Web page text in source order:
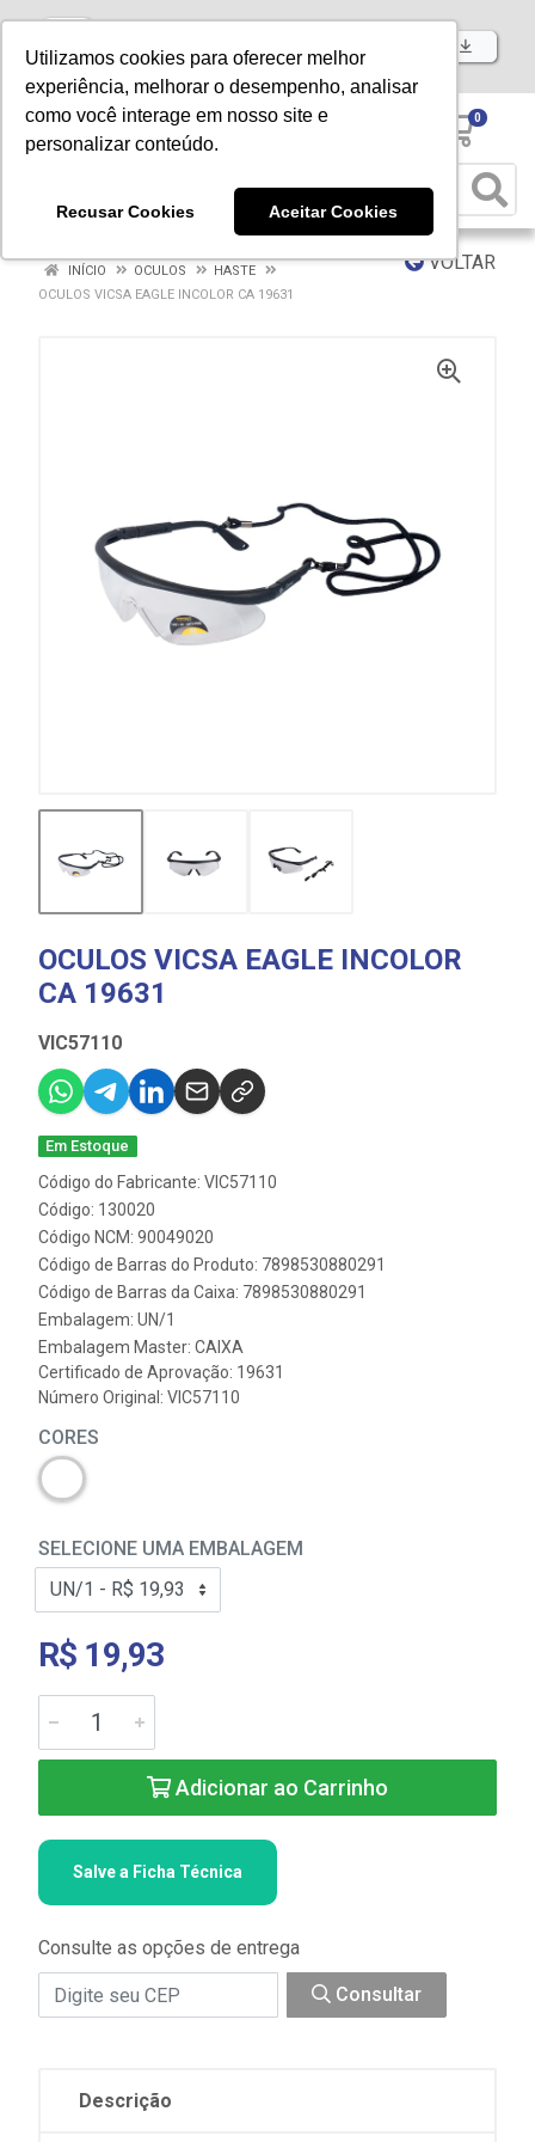
Utilizamos cookies para oferecer melhor
experiência, melhorar o desempenho, analisar
como você interage em nosso site e
personalizar conteúdo.
Recusar Cookies Aceitar Cookies
Baixe já nosso APP
0
VOLTAR
INÍCIO OCULOS
HASTE
OCULOS VICSA EAGLE INCOLOR CA 19631
OCULOS VICSA EAGLE INCOLOR
CA 19631
VIC57110
Em Estoque
Código do Fabricante: VIC57110
Código: 130020
Código NCM: 90049020
Código de Barras do Produto: 7898530880291
Código de Barras da Caixa: 7898530880291
Embalagem: UN/1
Embalagem Master: CAIXA
Certificado de Aprovação: 19631
Número Original: VIC57110
CORES
SELECIONE UMA EMBALAGEM
R$ 19,93
Adicionar ao Carrinho
Salve a Ficha Técnica
Consulte as opções de entrega
Consultar
Descrição